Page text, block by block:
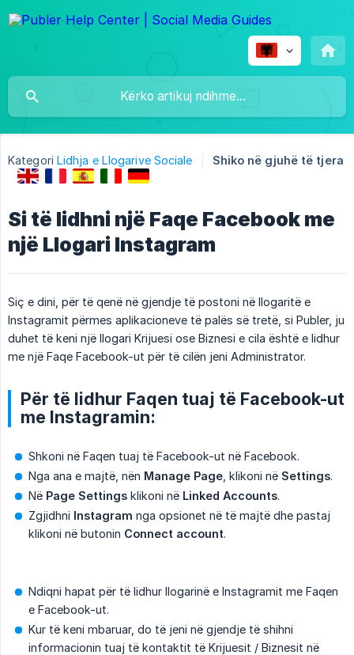
Kategori Lidhja e Llogarive Sociale Shiko në gjuhë të tjera
Si të lidhni një Faqe Facebook me
një Llogari Instagram
Siç e dini, për të qenë në gjendje të postoni në llogaritë e
Instagramit përmes aplikacioneve të palës së tretë, si Publer, ju
duhet të keni një llogari Krijuesi ose Biznesi e cila është e lidhur
me një Faqe Facebook-ut për të cilën jeni Administrator.
Për të lidhur Faqen tuaj të Facebook-ut
me Instagramin:
Shkoni në Faqen tuaj të Facebook-ut në Facebook.
Nga ana e majtë, nën Manage Page , klikoni në Settings.
Në Page Settings klikoni në Linked Accounts.
Zgjidhni Instagram nga opsionet në të majtë dhe pastaj
klikoni në butonin Connect account.
Ndiqni hapat për të lidhur llogarinë e Instagramit me Faqen
e Facebook-ut.
Kur të keni mbaruar, do të jeni në gjendje të shihni
informacionin tuaj të kontaktit të Krijuesit / Biznesit në